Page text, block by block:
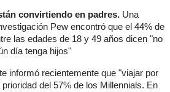
convirtiendo en padres. Una
Pew encontró que el 44% de
las edades de 18 y 49 años dicen "no
día tenga hijos"
informó recientemente que "viajar por
del 57% de los Millennials. En